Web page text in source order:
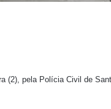
(2), pela Polícia Civil de